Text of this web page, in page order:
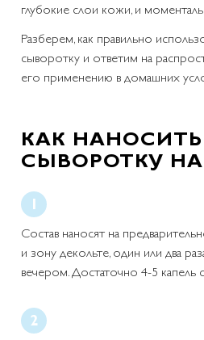
глубокие слои кожи, и
Разберем, как правильно
сыворотку и ответим на
его применению в домашних
КАК НАНОСИТЬ
СЫВОРОТКУ НА
Состав наносят на
и зону декольте, один или два
вечером. Достаточно 4-5 капель